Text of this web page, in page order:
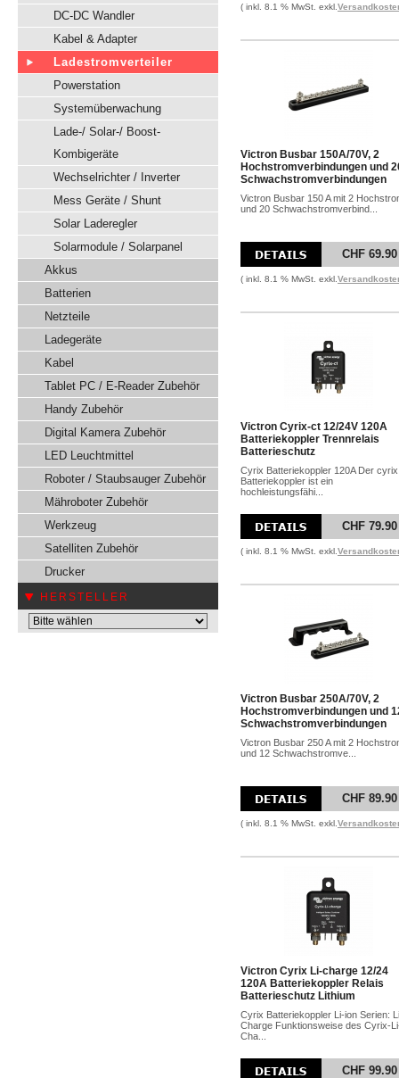
DC-DC Wandler
Kabel & Adapter
Ladestromverteiler
Powerstation
Systemüberwachung
Lade-/ Solar-/ Boost-
Kombigeräte
Wechselrichter / Inverter
Mess Geräte / Shunt
Solar Laderegler
Solarmodule / Solarpanel
Akkus
Batterien
Netzteile
Ladegeräte
Kabel
Tablet PC / E-Reader Zubehör
Handy Zubehör
Digital Kamera Zubehör
LED Leuchtmittel
Roboter / Staubsauger Zubehör
Mähroboter Zubehör
Werkzeug
Satelliten Zubehör
Drucker
HERSTELLER
( inkl. 8.1 % MwSt. exkl.
Victron Busbar 150A/70V, 2
Hochstromverbindungen und
Schwachstromverbindungen
Victron Busbar 150 A mit 2
und 20 Schwachstromverbind...
CHF 69.90
( inkl. 8.1 % MwSt. exkl.
Victron Cyrix-ct 12/24V 120A
Batteriekoppler Trennrelais
Batterieschutz
Cyrix Batteriekoppler 120A Der cyrix
Batteriekoppler ist ein
hochleistungsfähi...
CHF 79.90
( inkl. 8.1 % MwSt. exkl.
Victron Busbar 250A/70V, 2
Hochstromverbindungen und
Schwachstromverbindungen
Victron Busbar 250 A mit 2
und 12 Schwachstromve...
CHF 89.90
( inkl. 8.1 % MwSt. exkl.
Victron Cyrix Li-charge 12/24
120A Batteriekoppler Relais
Batterieschutz Lithium
Cyrix Batteriekoppler Li-ion Serien:
Charge Funktionsweise des Cyrix-
Cha...
CHF 99.90